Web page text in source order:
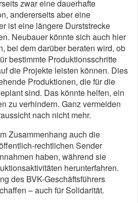
zwar eine dauerhafte
andererseits aber eine
ist eine längere Durststrecke
Neubauer könnte sich auch hier
bei dem darüber beraten wird, ob
bestimmte Produktionsschritte
die Projekte leisten können. Dies
Produktionen, die für die
sind. Das könnte helfen, ein
zu verhindern. Ganz vermeiden
nach nicht mehr.
Zusammenhang auch die
rechtlichen Sender
haben, während sie
herunterfahren.
des BVK-Geschäftsführers
– auch für Solidarität.